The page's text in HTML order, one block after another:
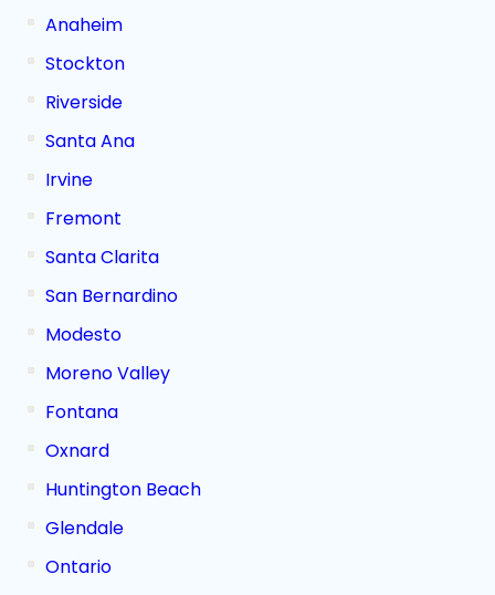
Anaheim
Stockton
Riverside
Santa Ana
Irvine
Fremont
Santa Clarita
San Bernardino
Modesto
Moreno Valley
Fontana
Oxnard
Huntington Beach
Glendale
Ontario